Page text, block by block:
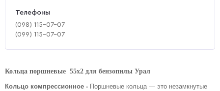
Телефоны
(‎098) 115-07-07
(‎099) 115-07-07
Кольца поршневые 55x2 для бензопилы Урал
Кольцо компрессионное - Поршневые кольца— это незамкнутые